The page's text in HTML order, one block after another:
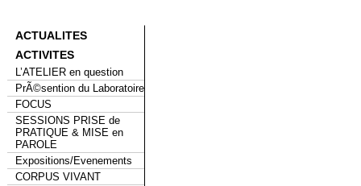
ACTUALITES
ACTIVITES
L’ATELIER en question
PrÃ©sention du Laboratoire
FOCUS
SESSIONS PRISE de
PRATIQUE & MISE en
PAROLE
Expositions/Evenements
CORPUS VIVANT